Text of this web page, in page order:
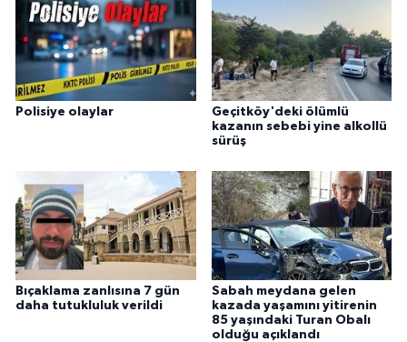
Polisiye olaylar
Geçitköy'deki ölümlü
kazanın sebebi yine alkollü
sürüş
Bıçaklama zanlısına 7 gün
daha tutukluluk verildi
Sabah meydana gelen
kazada yaşamını yitirenin
85 yaşındaki Turan Obalı
olduğu açıklandı